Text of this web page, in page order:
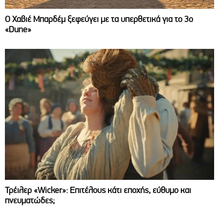
O Χαβιέ Μπαρδέμ ξεφεύγει με τα υπερθετικά για το 3ο
«Dune»
Τρέιλερ «Wicker»: Επιτέλους κάτι εποχής, εύθυμο και
πνευματώδες;